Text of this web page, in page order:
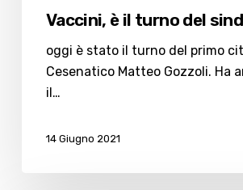
Vaccini, è il turno del
oggi è stato il turno del primo
Cesenatico Matteo Gozzoli. Ha
il…
14 Giugno 2021